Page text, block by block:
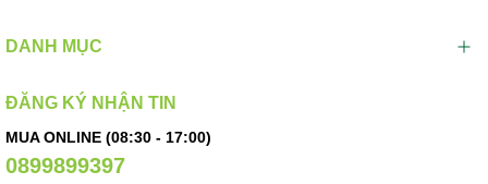
DANH MỤC
ĐĂNG KÝ NHẬN TIN
MUA ONLINE (08:30 - 17:00)
0899899397